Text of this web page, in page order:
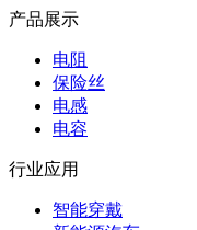
产品展示
电阻
保险丝
电感
电容
行业应用
智能穿戴